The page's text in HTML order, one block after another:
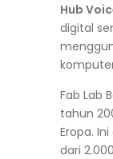
Hub
digital
Fab Lab
tahun
Eropa.
dari